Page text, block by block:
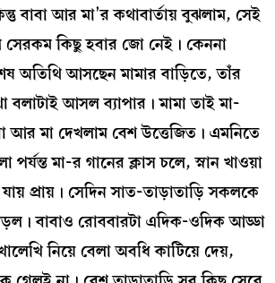
বাবা আর মা’র কথাবার্তায় বুঝলাম, সেই
সেরকম কিছু হবার জো নেই। কেননা
অতিথি আসছেন মামার বাড়িতে, তাঁর
বলাটাই আসল ব্যাপার। মামা তাই মা-
আর মা দেখলাম বেশ উত্তেজিত। এমনিতে
মা-র গানের ক্লাস চলে, স্নান খাওয়া
প্রায়। সেদিন সাত-তাড়াতাড়ি সকলকে
বাবাও রোববারটা এদিক-ওদিক আড্ডা
নিয়ে বেলা অবধি কাটিয়ে দেয়,